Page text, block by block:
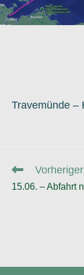
Travemünde –
Weitere
ansehen
15.06. – Abfahrt